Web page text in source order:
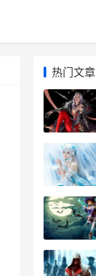
热门文章